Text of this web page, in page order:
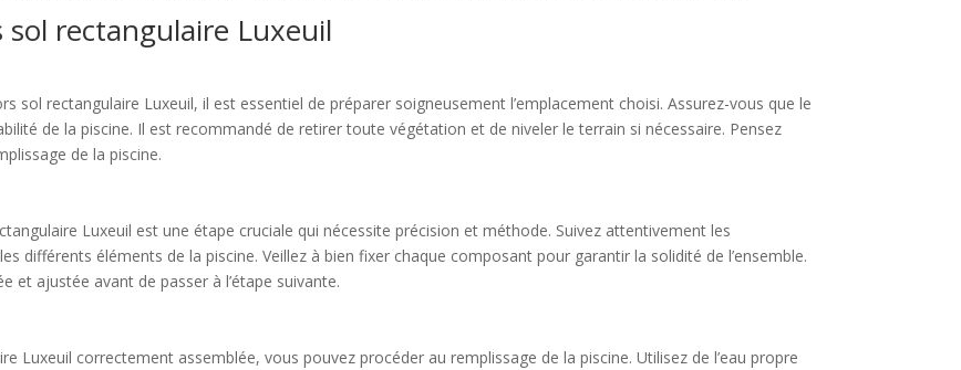
rectangulaire Luxeuil
sol rectangulaire Luxeuil, il est essentiel de préparer soigneusement l’emplacement choisi. Assurez-vous que le
de la piscine. Il est recommandé de retirer toute végétation et de niveler le terrain si nécessaire. Pensez
de la piscine.
Luxeuil est une étape cruciale qui nécessite précision et méthode. Suivez attentivement les
différents éléments de la piscine. Veillez à bien fixer chaque composant pour garantir la solidité de l’ensemble.
et ajustée avant de passer à l’étape suivante.
Luxeuil correctement assemblée, vous pouvez procéder au remplissage de la piscine. Utilisez de l’eau propre